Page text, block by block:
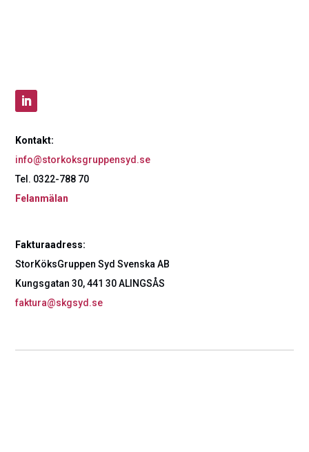
Kontakt:
info@storkoksgruppensyd.se
Tel. 0322-788 70
Felanmälan
Fakturaadress:
StorKöksGruppen Syd Svenska AB
Kungsgatan 30, 441 30 ALINGSÅS
faktura@skgsyd.se